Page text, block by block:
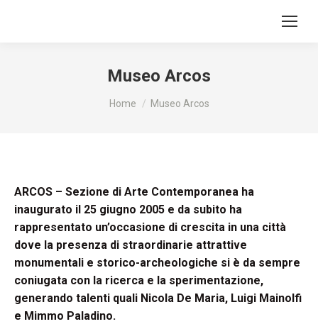
Museo Arcos
Tu sei qui:
Home Museo Arcos
ARCOS – Sezione di Arte Contemporanea ha
inaugurato il 25 giugno 2005 e da subito ha
rappresentato un’occasione di crescita in una città
dove la presenza di straordinarie attrattive
monumentali e storico-archeologiche si è da sempre
coniugata con la ricerca e la sperimentazione,
generando talenti quali Nicola De Maria, Luigi Mainolfi
e Mimmo Paladino.